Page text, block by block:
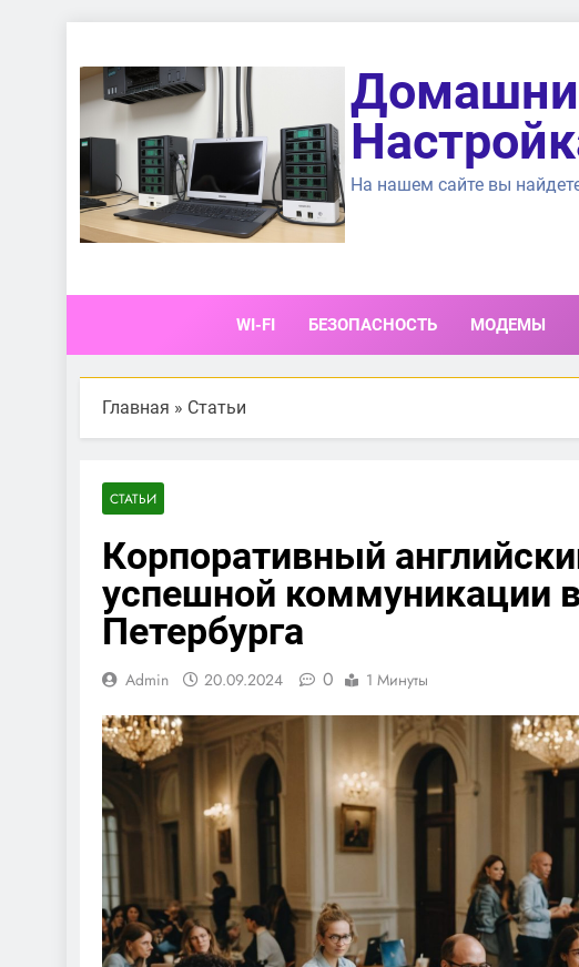
содержимому
На нашем сайте вы
WI-FI БЕЗОПАСНОСТЬ МОДЕМЫ
Главная » Статьи
СТАТЬИ
Корпоративный
успешной коммуникации
Петербурга
Admin 20.09.2024 0 1 Минуты